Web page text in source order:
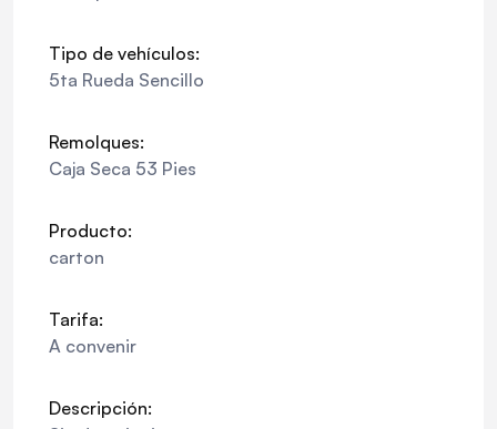
Tipo de vehículos:
5ta Rueda Sencillo
Remolques:
Caja Seca 53 Pies
Producto:
carton
Tarifa:
A convenir
Descripción: